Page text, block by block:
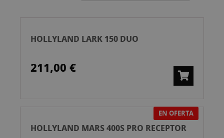
HOLLYLAND LARK 150 DUO
211,00 €
EN OFERTA
HOLLYLAND MARS 400S PRO RECEPTOR